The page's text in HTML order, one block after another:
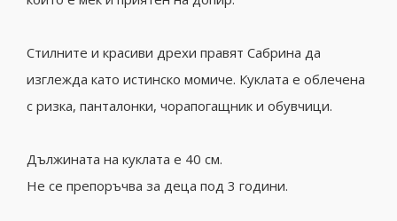
Стилните и красиви дрехи правят Сабрина да
изглежда като истинско момиче. Куклата е облечена
с ризка, панталонки, чорапогащник и обувчици.
Дължината на куклата е 40 см.
Не се препоръчва за деца под 3 години.